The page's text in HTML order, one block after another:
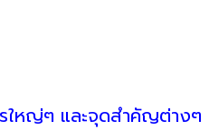
ใหญ่ๆ และจุดสำคัญต่างๆ